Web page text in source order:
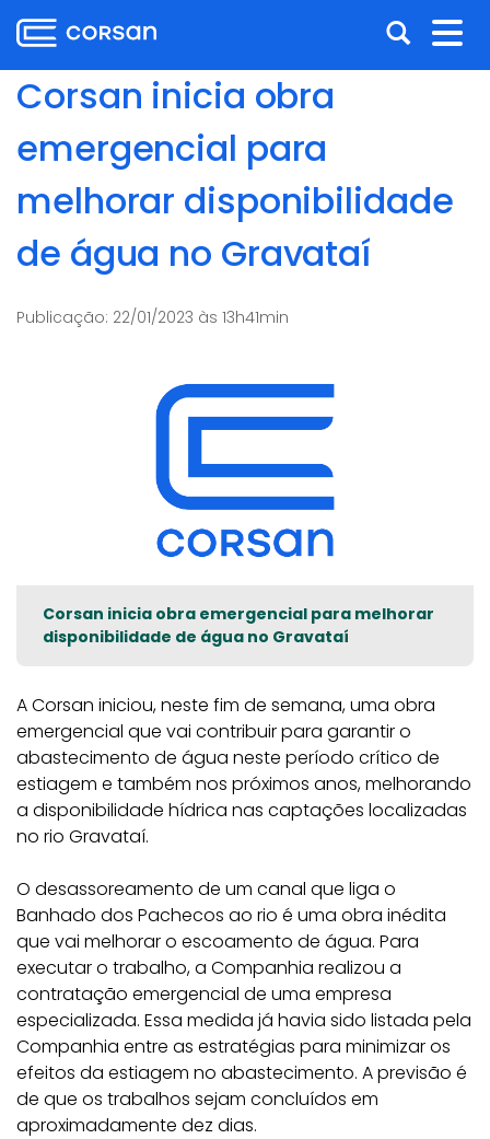
para
o
conteúdo
para
menu
para
para
o
conteúdo
Abrir
a
Corsan inicia obra
emergencial para
melhorar disponibilidade
de água no Gravataí
Publicação: 22/01/2023 às 13h41min
Corsan inicia obra emergencial para melhorar
disponibilidade de água no Gravataí
A Corsan iniciou, neste fim de semana, uma obra
emergencial que vai contribuir para garantir o
abastecimento de água neste período crítico de
estiagem e também nos próximos anos, melhorando
a disponibilidade hídrica nas captações localizadas
no rio Gravataí.
O desassoreamento de um canal que liga o
Banhado dos Pachecos ao rio é uma obra inédita
que vai melhorar o escoamento de água. Para
executar o trabalho, a Companhia realizou a
contratação emergencial de uma empresa
especializada. Essa medida já havia sido listada pela
Companhia entre as estratégias para minimizar os
efeitos da estiagem no abastecimento. A previsão é
de que os trabalhos sejam concluídos em
aproximadamente dez dias.